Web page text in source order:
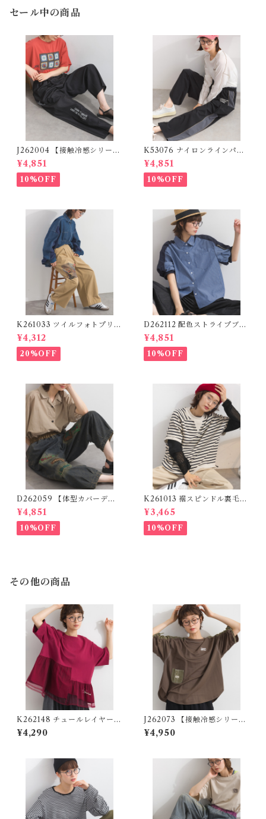
セール中の商品
J262004 【接触冷感シリー
ズ】 ツイルワーク風ロゴパン
ツ / Cool Touch Twill Work
Logo Pants (残りわずか)
¥4,851
10%OFF
K53076 ナイロンラインパン
ツ / Nylon Line Pants (残り
わずか)
¥4,851
10%OFF
K261033 ツイルフォトプリン
トイージーテーパードパンツ /
Twill Photo Print Easy Tap
ered Pants
¥4,312
20%OFF
D262112 配色ストライプブラ
ウス / Color Block Stripe R
elaxed Blouse 【re-stock】
¥4,851
10%OFF
D262059 【体型カバーデニ
ムシリーズ】 パッチワークロ
ゴデニムパンツ / Patchwork
Logo Denim Pants
¥4,851
10%OFF
K261013 裾スピンドル裏毛カ
ットベスト / Drawstring He
m Sweat Cut Vest
¥3,465
10%OFF
その他の商品
K262148 チュールレイヤード
異素材切替プルオーバー / Tul
le-Layered Mixed-Fabric
¥4,290
J262073 【接触冷感シリー
ズ】異素材切替 袖シャーリン
グプルオーバー / Cool-Touc
¥4,950